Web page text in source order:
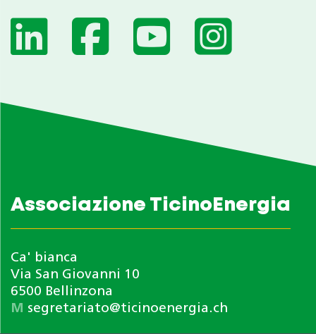
Associazione TicinoEnergia
Ca' bianca
Via San Giovanni 10
6500 Bellinzona
M segretariato@ticinoenergia.ch